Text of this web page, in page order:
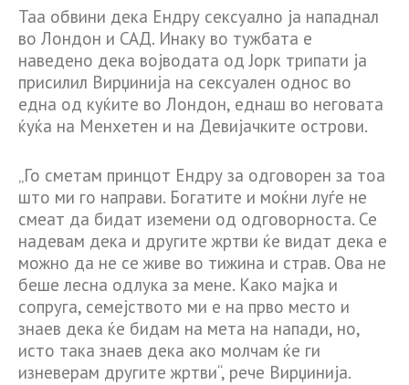
Таа обвини дека Ендру сексуално ја нападнал
во Лондон и САД. Инаку во тужбата е
наведено дека војводата од Јорк трипати ја
присилил Вирџинија на сексуален однос во
една од куќите во Лондон, еднаш во неговата
ќуќа на Менхетен и на Девијачките острови.
„Го сметам принцот Ендру за одговорен за тоа
што ми го направи. Богатите и моќни луѓе не
смеат да бидат иземени од одговорноста. Се
надевам дека и другите жртви ќе видат дека е
можно да не се живе во тижина и страв. Ова не
беше лесна одлука за мене. Како мајка и
сопруга, семејството ми е на прво место и
знаев дека ќе бидам на мета на напади, но,
исто така знаев дека ако молчам ќе ги
изневерам другите жртви“, рече Вирџинија.